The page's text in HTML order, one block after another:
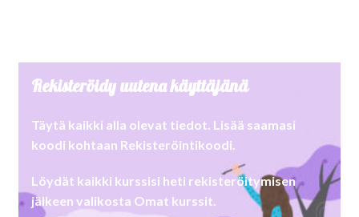
Rekisteröidy uutena käyttäjänä
Täytä kaikki alla olevat tiedot. Lisää saamasi
koodi kohtaan Rekisteröintikoodi.
Löydät kaikki kurssisi heti rekisteröitymisen
jälkeen valikosta Omat kurssit.